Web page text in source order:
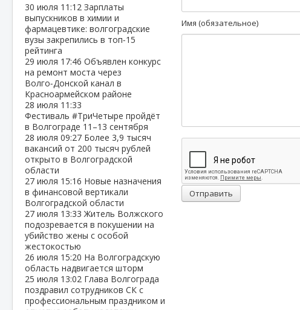
30 июля 11:12 Зарплаты
выпускников в химии и
фармацевтике: волгоградские
вузы закрепились в топ‑15
рейтинга
29 июля 17:46 Объявлен конкурс
на ремонт моста через
Волго‑Донской канал в
Красноармейском районе
28 июля 11:33
Фестиваль #ТриЧетыре пройдёт
в Волгограде 11–13 сентября
28 июля 09:27 Более 3,9 тысяч
вакансий от 200 тысяч рублей
открыто в Волгоградской
области
27 июля 15:16 Новые назначения
в финансовой вертикали
Волгоградской области
27 июля 13:33Житель Волжского
подозревается в покушении на
убийство жены с особой
жестокостью
26 июля 15:20 На Волгоградскую
область надвигается шторм
25 июля 13:02 Глава Волгограда
поздравил сотрудников СК с
профессиональным праздником и
Имя (обязательное)
Отправить